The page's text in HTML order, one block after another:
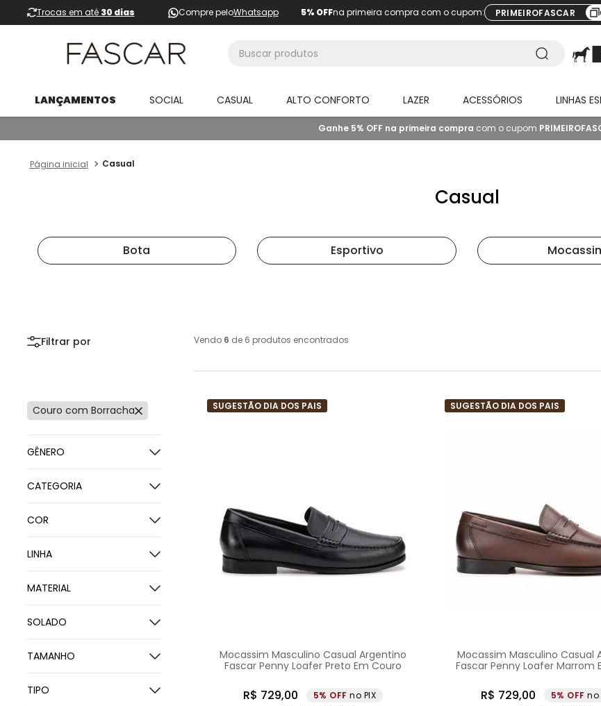
Trocas em até 30 dias Compre peloWhatsapp 5% OFFna primeira compra com o cupom: PRIMEIROFASCAR
LANÇAMENTOS SOCIAL CASUAL ALTO CONFORTO LAZER ACESSÓRIOS LINHAS
Ganhe 5% OFF na primeira compra com o cupom
Casual
Casual
Bota Esportivo
Couro com Borracha
CATEGORIA
Bota
COR
Marrom
GÊNERO
Masculino
LINHA
Airtech
MATERIAL
Couro Bovino
SOLADO
Couro com Borracha
TAMANHO
TIPO
Vendo 6 de 6 produtos encontrados
SUGESTÃO DIA DOS PAIS
Mocassim Masculino Casual Argentino
Fascar Penny Loafer Preto Em Couro
R$ 729,00 5% no PIX
SUGESTÃO DIA DOS PAIS
Mocassim Masculino Casual
Fascar Penny Loafer Marrom
R$ 729,00 5% no